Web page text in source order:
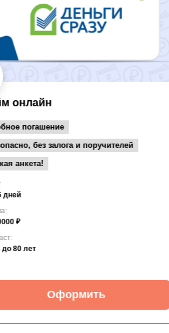
онлайн
погашение
без залога и поручителей
анкета!
дней
₽
до 80 лет
Оформить